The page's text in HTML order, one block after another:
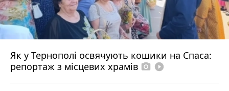
Як у Тернополі освячують кошики на Спаса:
репортаж з місцевих храмів photo_camera play_circle_filled